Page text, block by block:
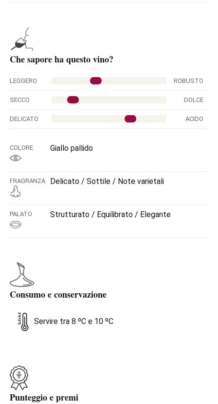
Che sapore ha questo vino?
LEGGERO ROBUSTO
SECCO DOLCE
DELICATO ACIDO
COLORE Giallo pallido
FRAGRANZA Delicato / Sottile / Note varietali
PALATO Strutturato / Equilibrato / Elegante
Consumo e conservazione
Servire tra 8 ºC e 10 ºC
Punteggio e premi